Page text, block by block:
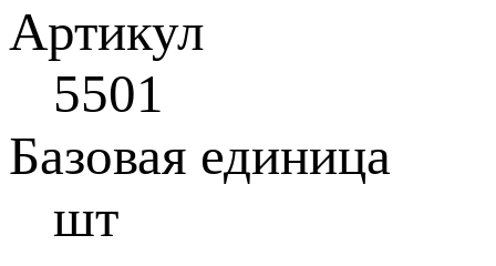
Артикул
5501
Базовая единица
шт